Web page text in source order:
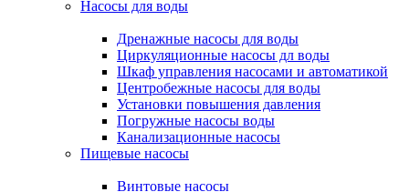
Насосы для воды
Дренажные насосы для воды
Циркуляционные насосы дл воды
Шкаф управления насосами и автоматикой
Центробежные насосы для воды
Установки повышения давления
Погружные насосы воды
Канализационные насосы
Пищевые насосы
Винтовые насосы